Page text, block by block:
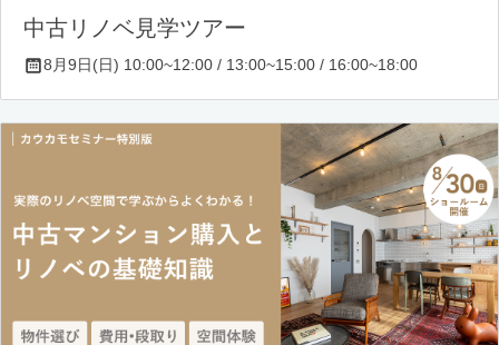
中古リノベ見学ツアー
8月9日(日) 10:00~12:00 / 13:00~15:00 / 16:00~18:00